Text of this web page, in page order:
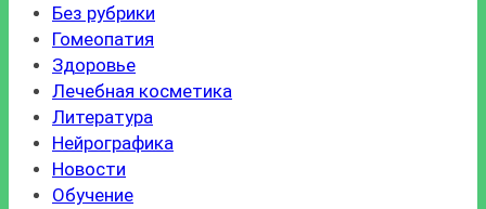
Без рубрики
Гомеопатия
Здоровье
Лечебная косметика
Литература
Нейрографика
Новости
Обучение